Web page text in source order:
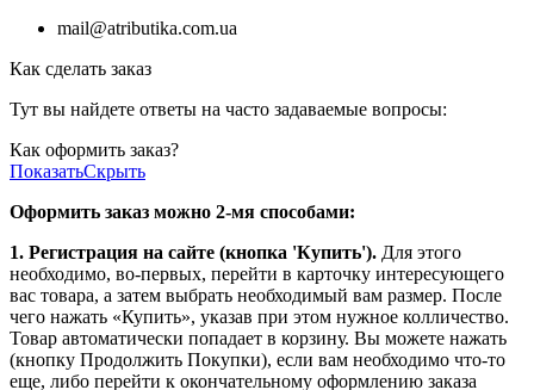
mail@atributika.com.ua
Как сделать заказ
Тут вы найдете ответы на часто задаваемые вопросы:
Как оформить заказ?
ПоказатьСкрыть
Оформить заказ можно 2-мя способами:
1. Регистрация на сайте (кнопка 'Купить'). Для этого
необходимо, во-первых, перейти в карточку интересующего
вас товара, а затем выбрать необходимый вам размер. После
чего нажать «Купить», указав при этом нужное колличество.
Товар автоматически попадает в корзину. Вы можете нажать
(кнопку Продолжить Покупки), если вам необходимо что-то
еще, либо перейти к окончательному оформлению заказа